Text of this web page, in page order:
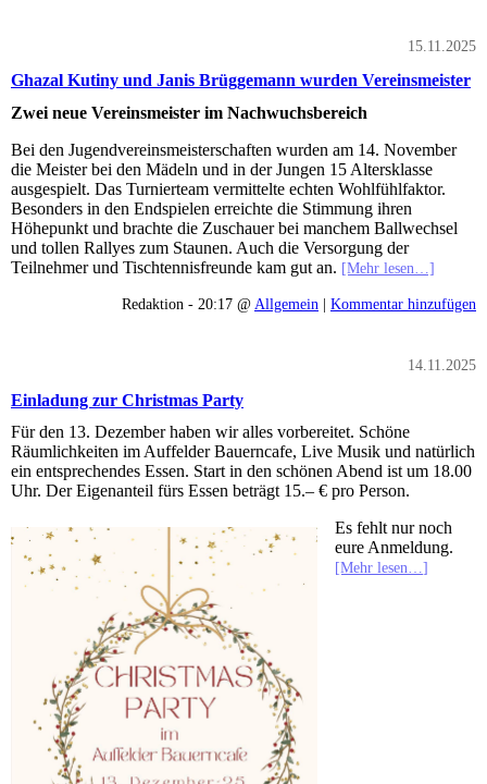
15.11.2025
Ghazal Kutiny und Janis Brüggemann wurden Vereinsmeister
Zwei neue Vereinsmeister im Nachwuchsbereich
Bei den Jugendvereinsmeisterschaften wurden am 14. November
die Meister bei den Mädeln und in der Jungen 15 Altersklasse
ausgespielt. Das Turnierteam vermittelte echten Wohlfühlfaktor.
Besonders in den Endspielen erreichte die Stimmung ihren
Höhepunkt und brachte die Zuschauer bei manchem Ballwechsel
und tollen Rallyes zum Staunen. Auch die Versorgung der
Teilnehmer und Tischtennisfreunde kam gut an. [Mehr lesen…]
Redaktion - 20:17 @ Allgemein | Kommentar hinzufügen
14.11.2025
Einladung zur Christmas Party
Für den 13. Dezember haben wir alles vorbereitet. Schöne
Räumlichkeiten im Auffelder Bauerncafe, Live Musik und natürlich
ein entsprechendes Essen. Start in den schönen Abend ist um 18.00
Uhr. Der Eigenanteil fürs Essen beträgt 15.– € pro Person.
Es fehlt nur noch
eure Anmeldung.
[Mehr lesen…]